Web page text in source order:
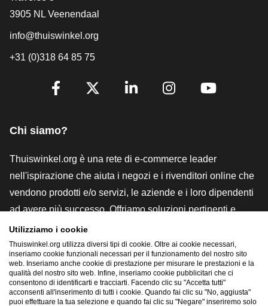
3905 NL Veenendaal
info@thuiswinkel.org
+31 (0)318 64 85 75
[_General:SocialMediaTitle]
Chi siamo?
Thuiswinkel.org è una rete di e-commerce leader
nell'ispirazione che aiuta i negozi e i rivenditori online che
vendono prodotti e/o servizi, le aziende e i loro dipendenti
ad avere più successo. Offriamo soluzioni pertinenti e
pratiche con vari marchi di fiducia, recensioni Thuiswinkel,
strumenti e consulenze legali, advocacy, ricerche di
mercato e disponiamo di una nostra piattaforma formativa,
la Thuiswinkel e-Academy.
Utilizziamo i cookie
Thuiswinkel.org utilizza diversi tipi di cookie. Oltre ai cookie necessari,
inseriamo cookie funzionali necessari per il funzionamento del nostro sito
web. Inseriamo anche cookie di prestazione per misurare le prestazioni e la
qualità del nostro sito web. Infine, inseriamo cookie pubblicitari che ci
consentono di identificarti e tracciarti. Facendo clic su "Accetta tutti"
acconsenti all'inserimento di tutti i cookie. Quando fai clic su "No, aggiusta"
puoi effettuare la tua selezione e quando fai clic su "Negare" inseriremo solo